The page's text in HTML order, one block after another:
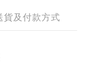
貨及付款方式